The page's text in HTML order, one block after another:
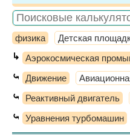
физика Детская
↳ Аэрокосмическая
⤿ Движение
⤿ Реактивный двигатель
⤿ Уравнения турбомашин